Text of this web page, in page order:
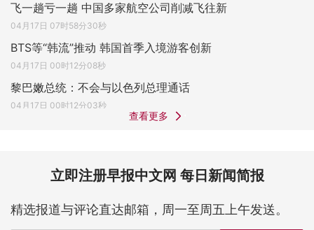
飞一趟亏一趟 中国多家航空公司削减飞往新
04月17日 07时58分30秒
BTS等“韩流”推动 韩国首季入境游客创新
04月17日 00时12分08秒
黎巴嫩总统：不会与以色列总理通话
04月17日 00时12分03秒
查看更多
立即注册早报中文网 每日新闻简报
精选报道与评论直达邮箱，周一至周五上午发送。